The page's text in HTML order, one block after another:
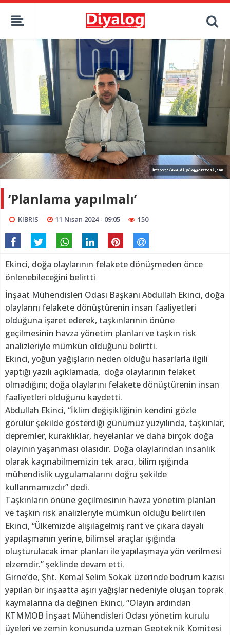
‘Planlama yapılmalı’
KIBRIS 11 Nisan 2024 - 09:05 150
Ekinci, doğa olaylarının felakete dönüşmeden önce
önlenebileceğini belirtti
İnşaat Mühendisleri Odası Başkanı Abdullah Ekinci, doğa
olaylarını felakete dönüştürenin insan faaliyetleri
olduğuna işaret ederek, taşkınlarının önüne
geçilmesinin havza yönetim planları ve taşkın risk
analizleriyle mümkün olduğunu belirtti.
Ekinci, yoğun yağışların neden olduğu hasarlarla ilgili
yaptığı yazılı açıklamada, doğa olaylarının felaket
olmadığını; doğa olaylarını felakete dönüştürenin insan
faaliyetleri olduğunu kaydetti.
Abdullah Ekinci, “İklim değişikliğinin kendini gözle
görülür şekilde gösterdiği günümüz yüzyılında, taşkınlar,
depremler, kuraklıklar, heyelanlar ve daha birçok doğa
olayının yaşanması olasıdır. Doğa olaylarından insanlık
olarak kaçınabilmemizin tek aracı, bilim ışığında
mühendislik uygulamalarını doğru şekilde
kullanmamızdır” dedi.
Taşkınların önüne geçilmesinin havza yönetim planları
ve taşkın risk analizleriyle mümkün olduğu belirtilen
Ekinci, “Ülkemizde alışılagelmiş rant ve çıkara dayalı
yapılaşmanın yerine, bilimsel araçlar ışığında
oluşturulacak imar planları ile yapılaşmaya yön verilmesi
elzemdir.” şeklinde devam etti.
Girne’de, Şht. Kemal Selim Sokak üzerinde bodrum kazısı
yapılan bir inşaatta aşırı yağışlar nedeniyle oluşan toprak
kaymalarına da değinen Ekinci, “Olayın ardından
KTMMOB İnşaat Mühendisleri Odası yönetim kurulu
üyeleri ve zemin konusunda uzman Geoteknik Komitesi